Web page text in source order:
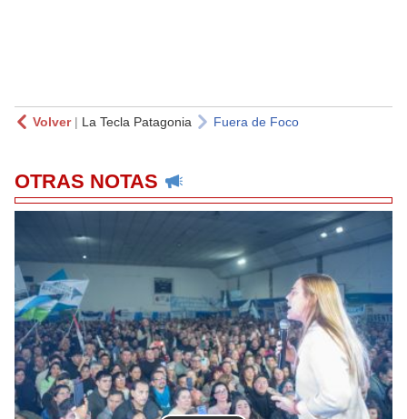
Volver| La Tecla Patagonia Fuera de Foco
OTRAS NOTAS